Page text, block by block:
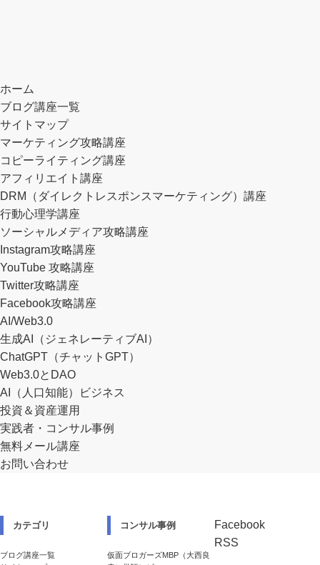
【ふざけんな！】Copywriting
Archive the teaching…
プロスペクト理論と損失回避性
（損失回避バイアス）。マーケテ
ィングに応用する具体的…
初心者が「少額資本」から 「安
全」に資産運用するには？【スタ
ートアップガイド】
ネットビジネス初心者の殆どが稼
げない「理由」と「共通点」。そ
の２。
実践者事例の紹介と、企画限定再
公開のお知らせ。
ホーム
ブログ講座一覧
サイトマップ
マーケティング攻略講座
コピーライティング講座
アフィリエイト講座
DRM（ダイレクトレスポンスマーケティング）講座
行動心理学講座
ソーシャルメディア攻略講座
Instagram攻略講座
YouTube 攻略講座
Twitter攻略講座
Facebook攻略講座
AI/Web3.0
生成AI（ジェネレーティブAI）
ChatGPT（チャットGPT）
Web3.0とDAO
AI（人口知能）ビジネス
投資＆資産運用
実践者・コンサル事例
無料メール講座
お問い合わせ
カテゴリ
ブログ講座一覧
コンサル事例
仮面ブロガーズMBP（大西良
Facebook
RSS